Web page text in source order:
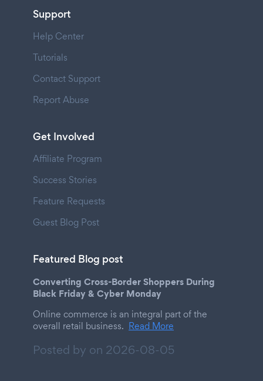
Support
Help Center
Tutorials
Contact Support
Report Abuse
Get Involved
Affiliate Program
Success Stories
Feature Requests
Guest Blog Post
Featured Blog post
Converting Cross-Border Shoppers During
Black Friday & Cyber Monday
Online commerce is an integral part of the
overall retail business. Read More
Posted by on 2026-08-05